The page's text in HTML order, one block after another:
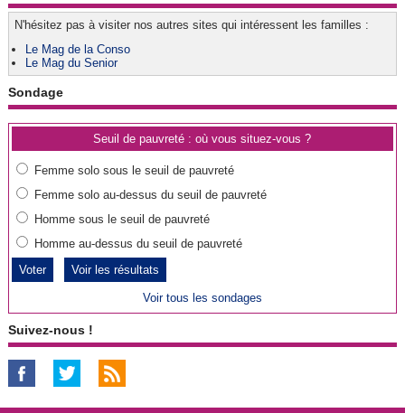
N'hésitez pas à visiter nos autres sites qui intéressent les familles :
Le Mag de la Conso
Le Mag du Senior
Sondage
Seuil de pauvreté : où vous situez-vous ?
Femme solo sous le seuil de pauvreté
Femme solo au-dessus du seuil de pauvreté
Homme sous le seuil de pauvreté
Homme au-dessus du seuil de pauvreté
Voir les résultats
Voir tous les sondages
Suivez-nous !